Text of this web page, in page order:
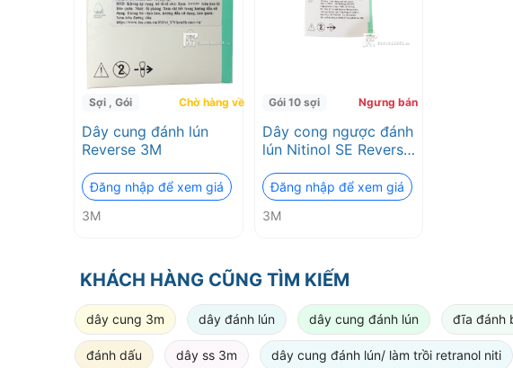
Sợi , Gói Chờ hàng về
Dây cung đánh lún
Reverse 3M
Đăng nhập để xem giá
3M
Gói 10 sợi Ngưng bán
Dây cong ngược đánh
lún Nitinol SE Reverse
Đăng nhập để xem giá
3M
KHÁCH HÀNG CŨNG TÌM KIẾM
dây cung 3m dây đánh lún dây cung đánh lún đĩa đánh
đánh dấu dây ss 3m dây cung đánh lún/ làm trồi retranol niti